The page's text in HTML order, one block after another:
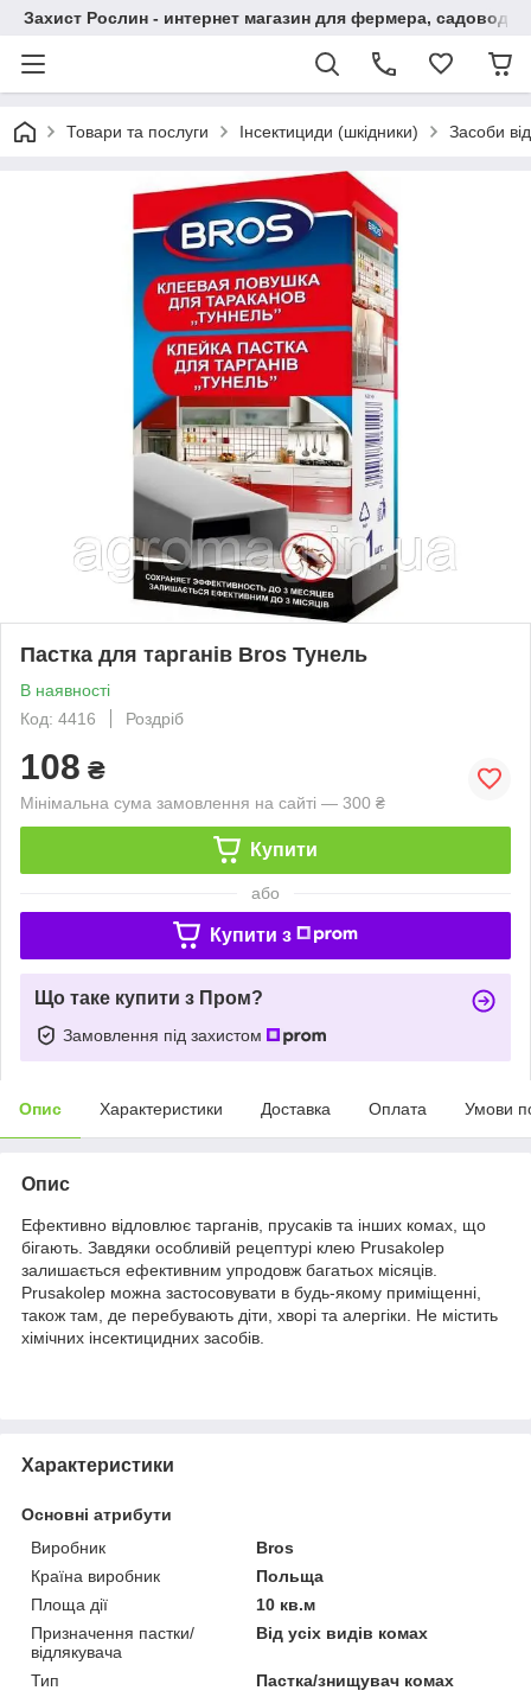
Захист Рослин - интернет магазин для фермера,
Товари та послуги Інсектициди (шкідники) Засоби
Пастка для тарганів Bros Тунель
В наявності
Код: 4416
Роздріб
108 ₴
Мінімальна сума замовлення на сайті — 300 ₴
Купити
або
Купити з
Що таке купити з Пром?
Замовлення під захистом
Опис Характеристики Доставка Оплата Умови
Опис
Ефективно відловлює тарганів, прусаків та інших комах, що
бігають. Завдяки особливій рецептурі клею Prusakolep
залишається ефективним упродовж багатьох місяців.
Prusakolep можна застосовувати в будь-якому приміщенні,
також там, де перебувають діти, хворі та алергіки. Не містить
хімічних інсектицидних засобів.
Характеристики
Основні атрибути
Виробник
Bros
Країна виробник
Польща
Площа дії
10 кв.м
Призначення пастки/
відлякувача
Від усіх видів комах
Тип
Пастка/знищувач комах